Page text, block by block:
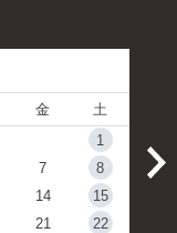
金
土
1
7
8
14
15
21
22